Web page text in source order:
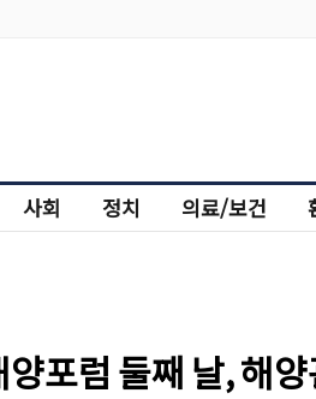
사회 정치 의료/보건
포럼 둘째 날, 해